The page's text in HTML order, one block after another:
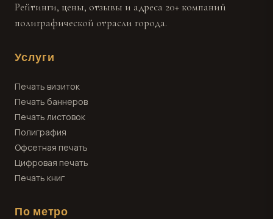
Рейтинги, цены, отзывы и адреса 20+ компаний
полиграфической отрасли города.
Услуги
Печать визиток
Печать баннеров
Печать листовок
Полиграфия
Офсетная печать
Цифровая печать
Печать книг
По метро